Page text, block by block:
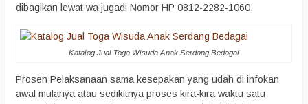
dibagikan lewat wa jugadi Nomor HP 0812-2282-1060.
Katalog Jual Toga Wisuda Anak Serdang Bedagai
Prosen Pelaksanaan sama kesepakan yang udah di infokan
awal mulanya atau sedikitnya proses kira-kira waktu satu